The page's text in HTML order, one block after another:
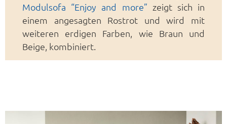
Modulsofa “Enjoy and more” zeigt sich in
einem angesagten Rostrot und wird mit
weiteren erdigen Farben, wie Braun und
Beige, kombiniert.